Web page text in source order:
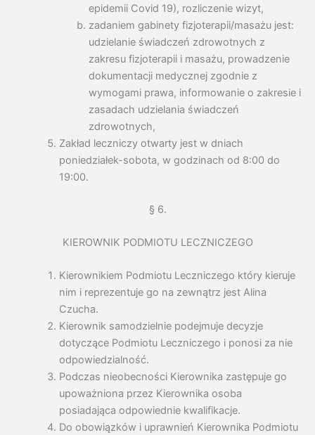
epidemii Covid 19), rozliczenie wizyt,
zadaniem gabinety fizjoterapii/masażu jest:
udzielanie świadczeń zdrowotnych z
zakresu fizjoterapii i masażu, prowadzenie
dokumentacji medycznej zgodnie z
wymogami prawa, informowanie o zakresie i
zasadach udzielania świadczeń
zdrowotnych,
Zakład leczniczy otwarty jest w dniach
poniedziałek-sobota, w godzinach od 8:00 do
19:00.
§ 6.
KIEROWNIK PODMIOTU LECZNICZEGO
Kierownikiem Podmiotu Leczniczego który kieruje
nim i reprezentuje go na zewnątrz jest Alina
Czucha.
Kierownik samodzielnie podejmuje decyzje
dotyczące Podmiotu Leczniczego i ponosi za nie
odpowiedzialność.
Podczas nieobecności Kierownika zastępuje go
upoważniona przez Kierownika osoba
posiadająca odpowiednie kwalifikacje.
Do obowiązków i uprawnień Kierownika Podmiotu